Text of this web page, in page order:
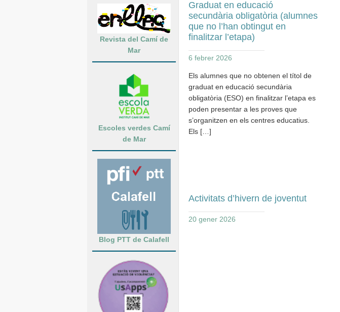
Revista del Camí de
Mar
Escoles verdes Camí
de Mar
Blog PTT de Calafell
Graduat en educació
secundària obligatòria (alumnes
que no l’han obtingut en
finalitzar l’etapa)
6 febrer 2026
Els alumnes que no obtenen el títol de
graduat en educació secundària
obligatòria (ESO) en finalitzar l’etapa es
poden presentar a les proves que
s’organitzen en els centres educatius.
Els […]
Activitats d’hivern de joventut
20 gener 2026